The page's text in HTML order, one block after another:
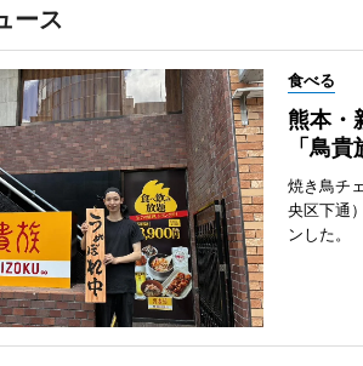
ース
食べる
熊本・
「鳥
焼き鳥チ
央区下通
ンした。